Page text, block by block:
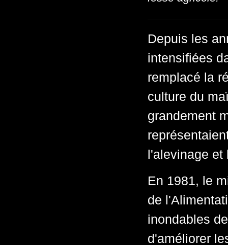
Depuis les
intensifiées
remplacé la
culture du
grandement
l'alevinage
En 1981, le
de
inondables
d'améliorer